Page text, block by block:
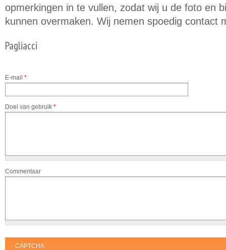
opmerkingen in te vullen, zodat wij u de foto en
kunnen overmaken. Wij nemen spoedig contact
Pagliacci
E-mail *
Doel van gebruik *
Commentaar
CAPTCHA